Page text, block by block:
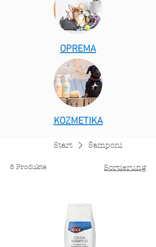
OPREMA
KOZMETIKA
Start Šamponi
5 Produkte Sortierung